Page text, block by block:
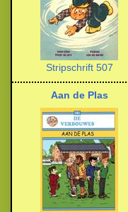
Stripschrift 507
Aan de Plas